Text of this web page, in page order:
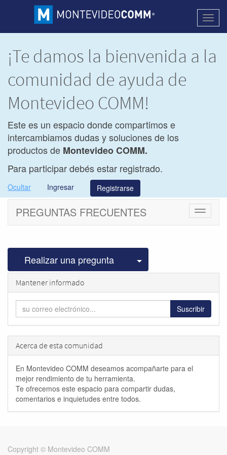
¡Te damos la bienvenida a la
comunidad de ayuda de
Montevideo COMM!
Este es un espacio donde compartimos e
intercambiamos dudas y soluciones de los
productos de Montevideo COMM.
Para participar debés estar registrado.
Ocultar Ingresar Registrarse
Cambiar
PREGUNTAS FRECUENTES
Realizar una pregunta Seleccionar
Mantener informado
Suscribir
Acerca de esta comunidad
En Montevideo COMM deseamos acompañarte para el
mejor rendimiento de tu herramienta.
Te ofrecemos este espacio para compartir dudas,
comentarios e inquietudes entre todos.
Copyright © Montevideo COMM